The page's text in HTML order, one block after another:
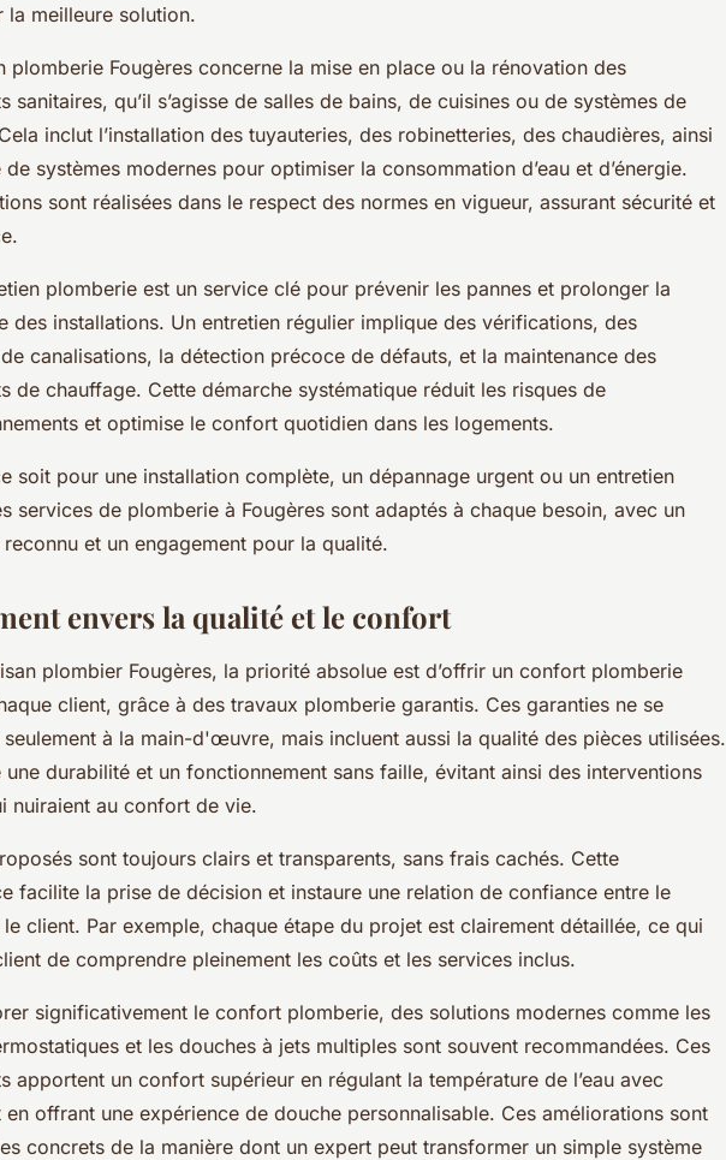
la meilleure solution.
plomberie Fougères concerne la mise en place ou la rénovation des
sanitaires, qu’il s’agisse de salles de bains, de cuisines ou de systèmes de
inclut l’installation des tuyauteries, des robinetteries, des chaudières, ainsi
systèmes modernes pour optimiser la consommation d’eau et d’énergie.
sont réalisées dans le respect des normes en vigueur, assurant sécurité et
plomberie est un service clé pour prévenir les pannes et prolonger la
des installations. Un entretien régulier implique des vérifications, des
canalisations, la détection précoce de défauts, et la maintenance des
de chauffage. Cette démarche systématique réduit les risques de
et optimise le confort quotidien dans les logements.
soit pour une installation complète, un dépannage urgent ou un entretien
services de plomberie à Fougères sont adaptés à chaque besoin, avec un
et un engagement pour la qualité.
envers la qualité et le confort
plombier Fougères, la priorité absolue est d’offrir un confort plomberie
client, grâce à des travaux plomberie garantis. Ces garanties ne se
à la main-d'œuvre, mais incluent aussi la qualité des pièces utilisées.
une durabilité et un fonctionnement sans faille, évitant ainsi des interventions
nuiraient au confort de vie.
sont toujours clairs et transparents, sans frais cachés. Cette
facilite la prise de décision et instaure une relation de confiance entre le
client. Par exemple, chaque étape du projet est clairement détaillée, ce qui
de comprendre pleinement les coûts et les services inclus.
significativement le confort plomberie, des solutions modernes comme les
et les douches à jets multiples sont souvent recommandées. Ces
apportent un confort supérieur en régulant la température de l’eau avec
en offrant une expérience de douche personnalisable. Ces améliorations sont
concrets de la manière dont un expert peut transformer un simple système